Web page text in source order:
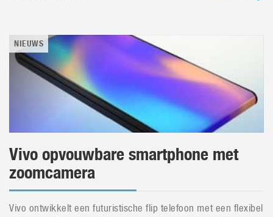
NIEUWS
Vivo opvouwbare smartphone met
zoomcamera
Vivo ontwikkelt een futuristische flip telefoon met een flexibel